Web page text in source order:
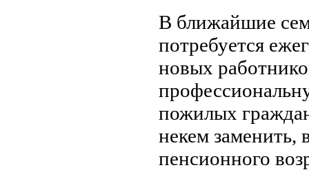
В ближайшие
потребуется
новых
пожилых
некем заменить,
пенсионного